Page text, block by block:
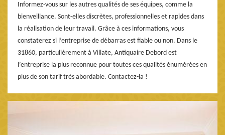
Informez-vous sur les autres qualités de ses équipes, comme la
bienveillance. Sont-elles discrètes, professionnelles et rapides dans
la réalisation de leur travail. Grâce à ces informations, vous
constaterez si l’entreprise de débarras est fiable ou non. Dans le
31860, particulièrement à Villate, Antiquaire Debord est
l’entreprise la plus reconnue pour toutes ces qualités énumérées en
plus de son tarif très abordable. Contactez-la !